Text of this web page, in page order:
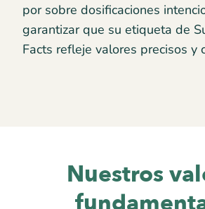
por sobre dosificaciones
garantizar que su etiqueta de
Facts refleje valores precisos y
Nuestros